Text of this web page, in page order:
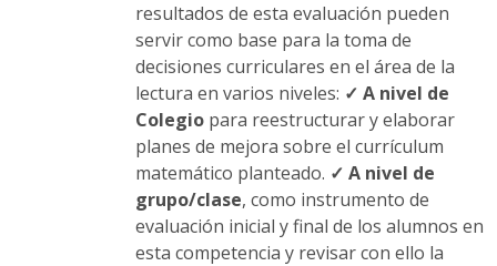
resultados de esta evaluación pueden
servir como base para la toma de
decisiones curriculares en el área de la
lectura en varios niveles: ✓ A nivel de
Colegiopara reestructurar y elaborar
planes de mejora sobre el currículum
matemático planteado. ✓ A nivel de
grupo/clase, como instrumento de
evaluación inicial y final de los alumnos en
esta competencia y revisar con ello la